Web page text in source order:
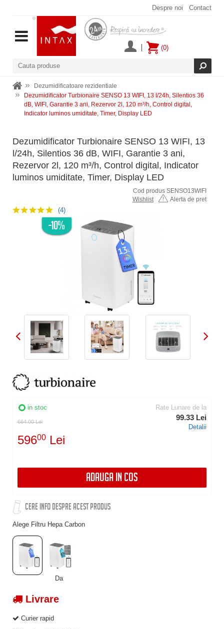
Despre noi Contact
(0)
Dezumidificatoare rezidentiale
Dezumidificator Turbionaire SENSO 13 WIFI, 13 l/24h, Silentios 36
dB, WIFI, Garantie 3 ani, Rezervor 2l, 120 m³/h, Control digital,
Indicator luminos umiditate, Timer, Display LED
Dezumidificator Turbionaire SENSO 13 WIFI, 13
l/24h, Silentios 36 dB, WIFI, Garantie 3 ani,
Rezervor 2l, 120 m³/h, Control digital, Indicator
luminos umiditate, Timer, Display LED
Cod produs SENSO13WIFI
Wishlist
Alerta de pret
(4)
-10%
in stoc
664.00 Lei
59600 Lei
Rate Lunare de la
99.33 Lei
Detalii
ADAUGA IN COS
CERE INFO DESPRE ACEST PRODUS
Alege Filtru Hepa Carbon
Da
Livrare
Curier rapid